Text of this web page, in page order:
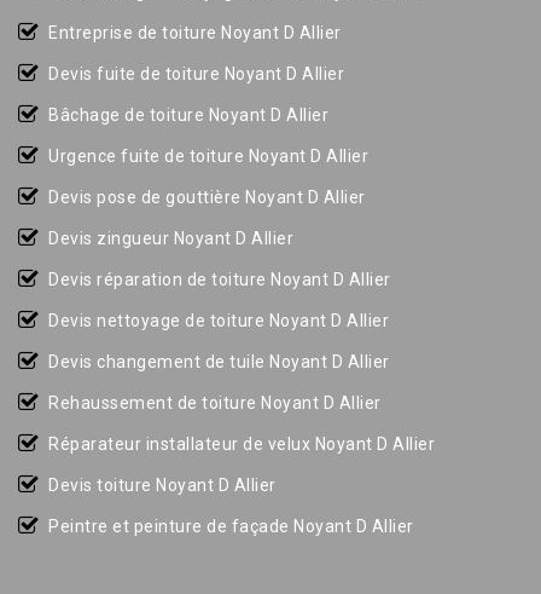
Entreprise de toiture Noyant D Allier
Devis fuite de toiture Noyant D Allier
Bâchage de toiture Noyant D Allier
Urgence fuite de toiture Noyant D Allier
Devis pose de gouttière Noyant D Allier
Devis zingueur Noyant D Allier
Devis réparation de toiture Noyant D Allier
Devis nettoyage de toiture Noyant D Allier
Devis changement de tuile Noyant D Allier
Rehaussement de toiture Noyant D Allier
Réparateur installateur de velux Noyant D Allier
Devis toiture Noyant D Allier
Peintre et peinture de façade Noyant D Allier